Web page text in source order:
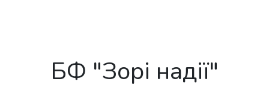
БФ "Зорі надії"